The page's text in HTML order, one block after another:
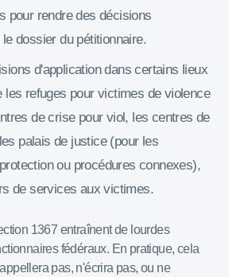
pour rendre des décisions
dossier du pétitionnaire.
d'application dans certains lieux
les refuges pour victimes de violence
de crise pour viol, les centres de
palais de justice (pour les
ou procédures connexes),
de services aux victimes.
1367 entraînent de lourdes
fédéraux. En pratique, cela
pas, n'écrira pas, ou ne